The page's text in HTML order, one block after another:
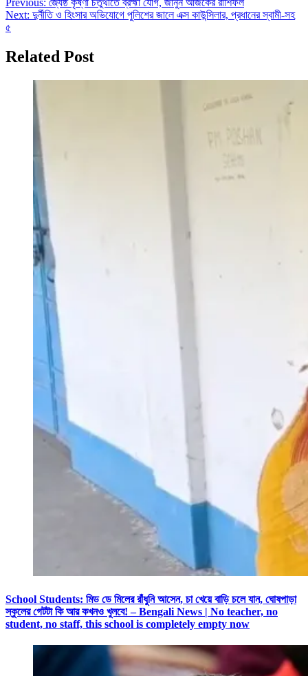
Post
navigation
Next: দুর্নীতি ও হিংসার অভিযোগে পুলিশের জালে এক্স কাউন্সিলার, প্রধানের স্বামী-সহ
৫
Related Post
School Students: মিড ডে মিলের রাঁধুনি আসেন, চা খেয়ে বাড়ি চলে যান, ঘোষপাড়া
স্কুলের গেটটা কি আর কখনও খুলবে! – Bengali News | No teacher, no
student, no staff, this school is completely empty now